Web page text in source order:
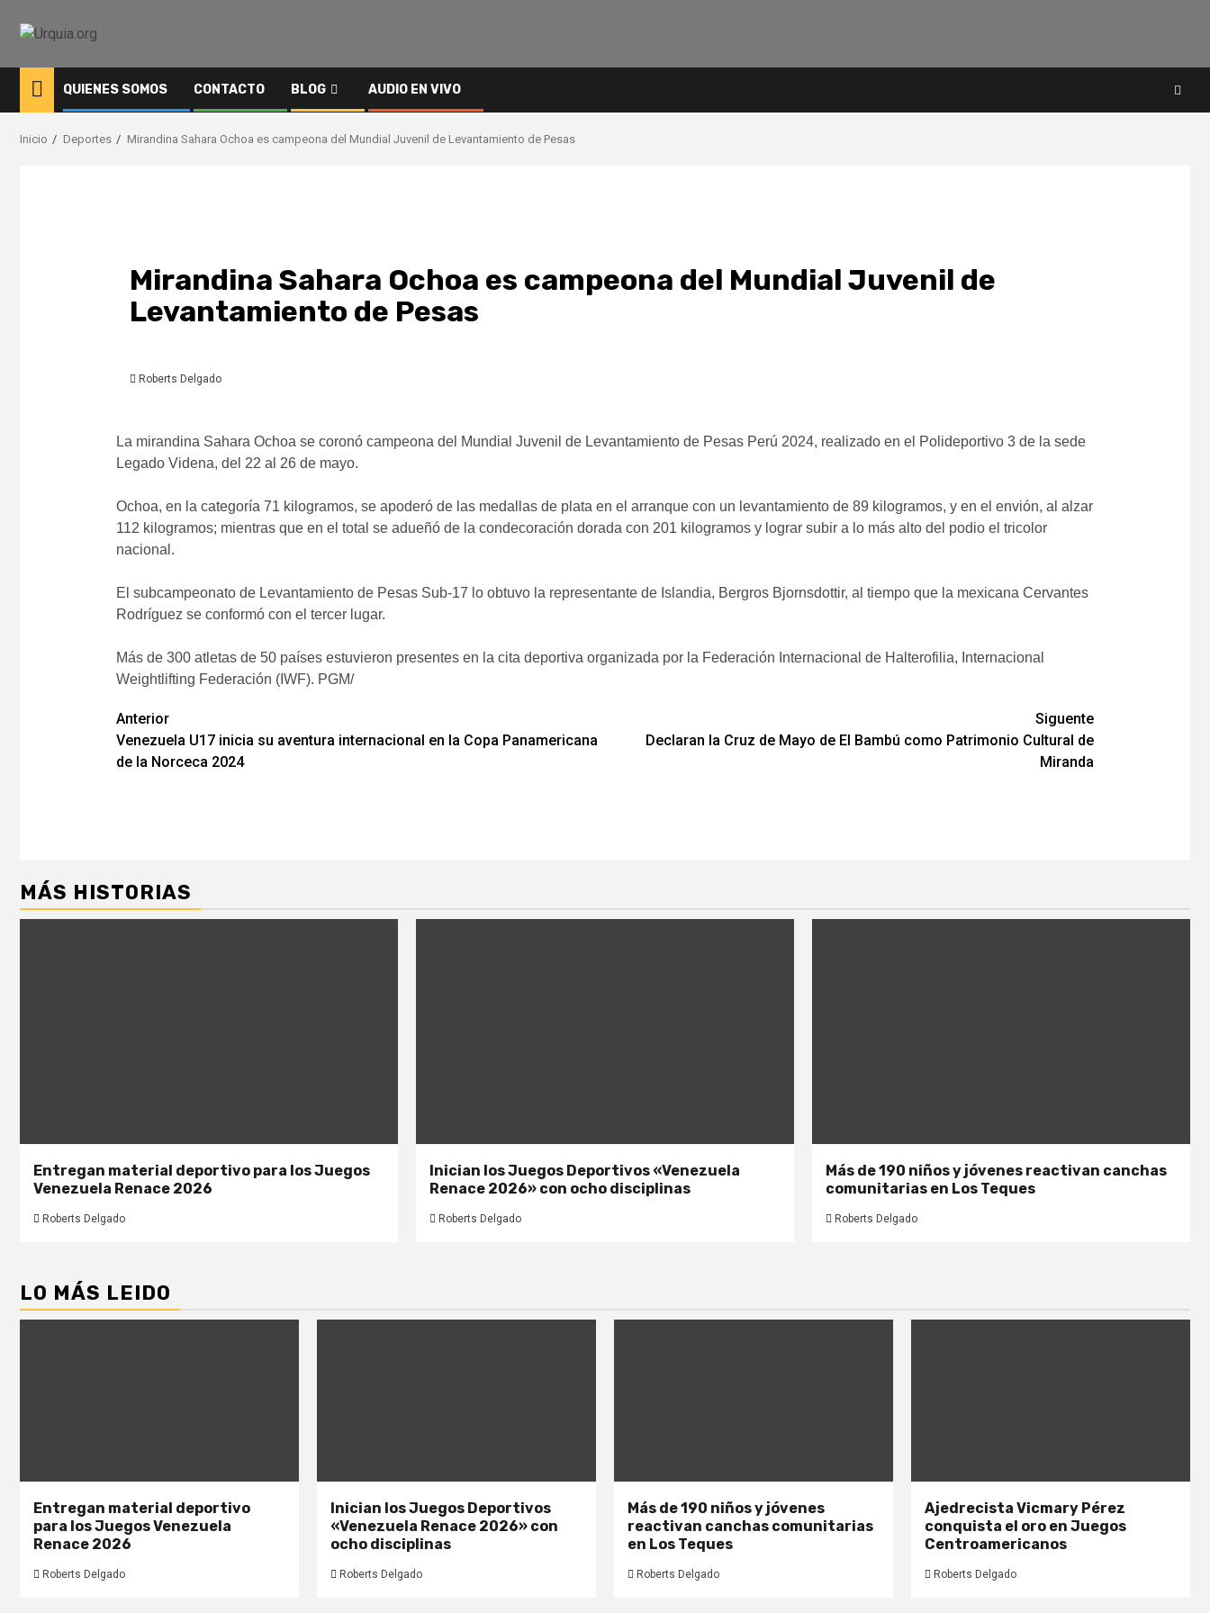
QUIENES SOMOS CONTACTO BLOG AUDIO EN VIVO
Inicio Deportes Mirandina Sahara Ochoa es campeona del Mundial Juvenil de Levantamiento de Pesas
Mirandina Sahara Ochoa es campeona del Mundial Juvenil de
Levantamiento de Pesas
Roberts Delgado
La mirandina Sahara Ochoa se coronó campeona del Mundial Juvenil de Levantamiento de Pesas Perú 2024, realizado en el Polideportivo 3 de la sede
Legado Videna, del 22 al 26 de mayo.
Ochoa, en la categoría 71 kilogramos, se apoderó de las medallas de plata en el arranque con un levantamiento de 89 kilogramos, y en el envión, al alzar
112 kilogramos; mientras que en el total se adueñó de la condecoración dorada con 201 kilogramos y lograr subir a lo más alto del podio el tricolor
nacional.
El subcampeonato de Levantamiento de Pesas Sub-17 lo obtuvo la representante de Islandia, Bergros Bjornsdottir, al tiempo que la mexicana Cervantes
Rodríguez se conformó con el tercer lugar.
Más de 300 atletas de 50 países estuvieron presentes en la cita deportiva organizada por la Federación Internacional de Halterofilia, Internacional
Weightlifting Federación (IWF). PGM/
Navegación
de
Anterior
Venezuela U17 inicia su aventura internacional en la Copa Panamericana
de la Norceca 2024
Siguente
Declaran la Cruz de Mayo de El Bambú como Patrimonio Cultural de
Miranda
MÁS HISTORIAS
Entregan material deportivo para los Juegos
Venezuela Renace 2026
Roberts Delgado
Inician los Juegos Deportivos «Venezuela
Renace 2026» con ocho disciplinas
Roberts Delgado
Más de 190 niños y jóvenes reactivan canchas
comunitarias en Los Teques
Roberts Delgado
LO MÁS LEIDO
Entregan material deportivo
para los Juegos Venezuela
Renace 2026
Roberts Delgado
Inician los Juegos Deportivos
«Venezuela Renace 2026» con
ocho disciplinas
Roberts Delgado
Más de 190 niños y jóvenes
reactivan canchas comunitarias
en Los Teques
Roberts Delgado
Ajedrecista Vicmary Pérez
conquista el oro en Juegos
Centroamericanos
Roberts Delgado